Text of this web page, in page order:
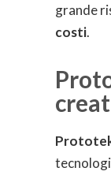
grande
costi.